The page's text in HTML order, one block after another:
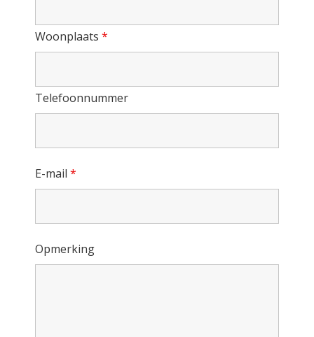
Woonplaats *
Telefoonnummer
E-mail *
Opmerking